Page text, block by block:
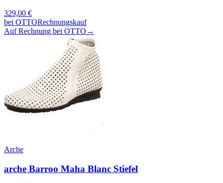
329,00 €
bei OTTORechnungskauf
Auf Rechnung bei OTTO →
Arche
arche Barroo Maha Blanc Stiefel